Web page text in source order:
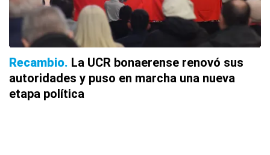
Recambio La UCR bonaerense renovó sus
autoridades y puso en marcha una nueva
etapa política